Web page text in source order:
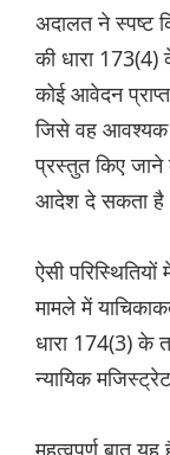
अदालत ने स्पष्ट
की धारा
कोई आवेदन
जिसे वह आवश्यक
प्रस्तुत किए जाने
आदेश दे सकता
ऐसी
मामले में
धारा 174(3) के
न्यायिक